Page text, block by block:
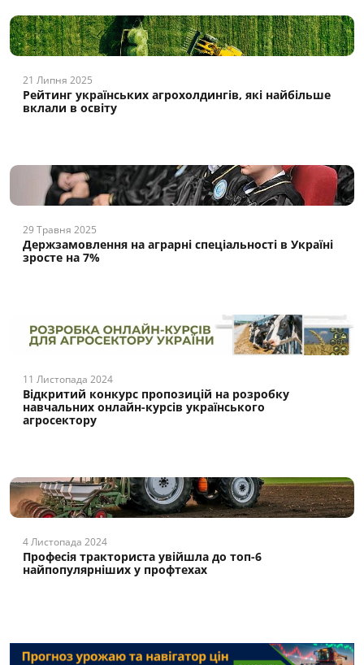
21 Липня 2025
Рейтинг українських агрохолдингів, які найбільше
вклали в освіту
29 Травня 2025
Держзамовлення на аграрні спеціальності в Україні
зросте на 7%
11 Листопада 2024
Відкритий конкурс пропозицій на розробку
навчальних онлайн-курсів українського
агросектору
4 Листопада 2024
Професія тракториста увійшла до топ-6
найпопулярніших у профтехах